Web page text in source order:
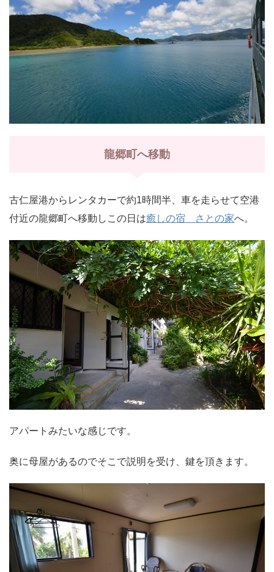
龍郷町へ移動
古仁屋港からレンタカーで約1時間半、車を走らせて空港
付近の龍郷町へ移動しこの日は癒しの宿 さとの家へ。
アパートみたいな感じです。
奥に母屋があるのでそこで説明を受け、鍵を頂きます。